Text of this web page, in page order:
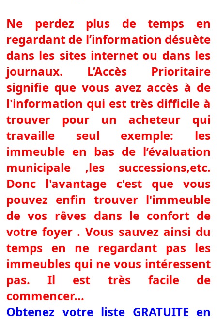
Ne perdez plus de temps en
regardant de l’information désuète
dans les sites internet ou dans les
journaux. L’Accès Prioritaire
signifie que vous avez accès à de
l'information qui est très difficile à
trouver pour un acheteur qui
travaille seul exemple: les
immeuble en bas de l’évaluation
municipale ,les successions,etc.
Donc l'avantage c'est que vous
pouvez enfin trouver l'immeuble
de vos rêves dans le confort de
votre foyer . Vous sauvez ainsi du
temps en ne regardant pas les
immeubles qui ne vous intéressent
pas. Il est très facile de
commencer...
Obtenez votre liste GRATUITE en